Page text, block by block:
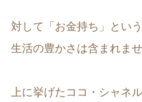
対して「お金持ち」とい
生活の豊かさは含まれませ
上に挙げたココ・シャネ